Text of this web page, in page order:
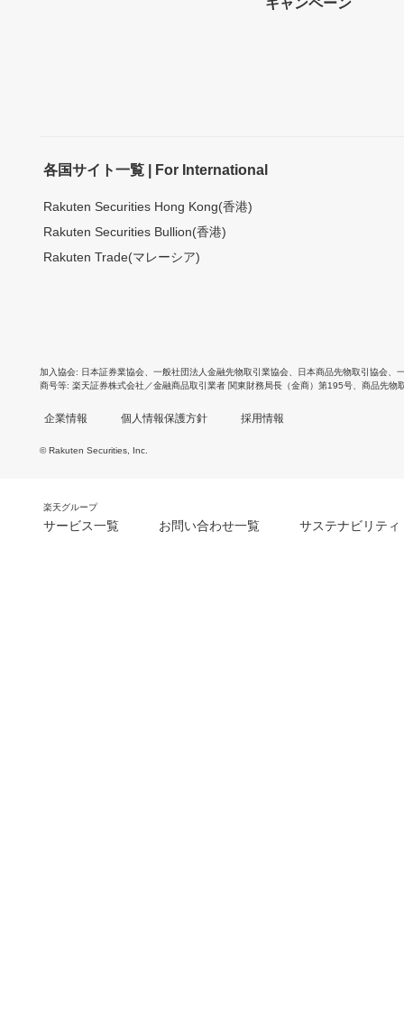
キャンペーン
各国サイト一覧 | For International
Rakuten Securities Hong Kong(香港)
Rakuten Securities Bullion(香港)
Rakuten Trade(マレーシア)
加入協会 日本証券業協会 一般社団法人金融先物取引業協会 日本商品先物取引協会
商号等 楽天証券株式会社／金融商品取引業者 関東財務局長（金商）第195号、商品先物
企業情報 個人情報保護方針 採用情報
© Rakuten Securities, Inc.
楽天グループ
サービス一覧 お問い合わせ一覧 サステナビリティ